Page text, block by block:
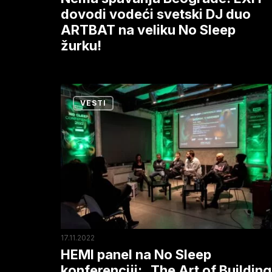
na
veliku
No
žurku!
dovodi vodeći svetski DJ duo
ARTBAT na veliku No Sleep
žurku!
HEMI
panel
na
No
Sleep
konferenciji:
„The
of
Building
an
VESTI
17.11.2022
HEMI panel na No Sleep